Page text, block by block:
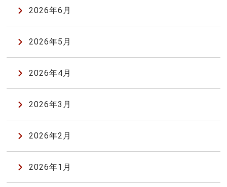
2026年6月
2026年5月
2026年4月
2026年3月
2026年2月
2026年1月